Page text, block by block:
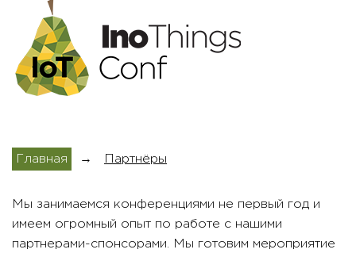
Главная → Партнёры
Мы занимаемся конференциями не первый год и
имеем огромный опыт по работе с нашими
партнерами-спонсорами. Мы готовим мероприятие